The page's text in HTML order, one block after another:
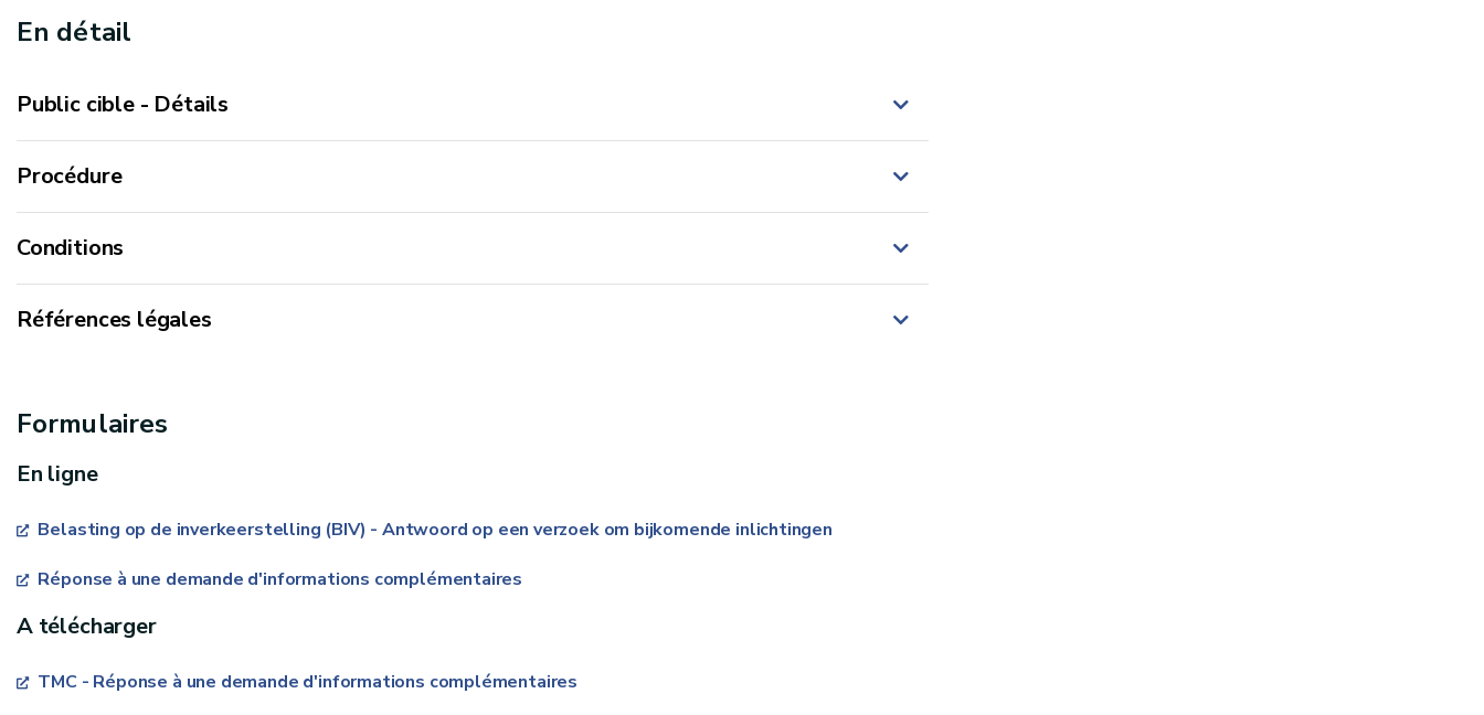
En détail
Public cible - Détails
Procédure
Conditions
Références légales
Formulaires
En ligne
Belasting op de inverkeerstelling (BIV) - Antwoord op een verzoek om bijkomende inlichtingen
Réponse à une demande d'informations complémentaires
A télécharger
TMC - Réponse à une demande d'informations complémentaires